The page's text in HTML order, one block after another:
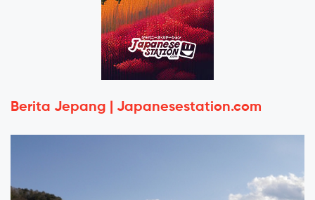
Berita Jepang | Japanesestation.com